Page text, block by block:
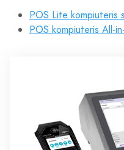
POS Lite kompiuteris
POS kompiuteris All-